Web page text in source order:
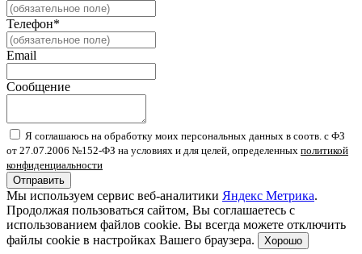
Телефон*
Email
Сообщение
Я соглашаюсь на обработку моих персональных данных в соотв. с ФЗ
от 27.07.2006 №152-ФЗ на условиях и для целей, определенных политикой
конфиденциальности
Отправить
Мы используем сервис веб-аналитики Яндекс Метрика.
Продолжая пользоваться сайтом, Вы соглашаетесь с
использованием файлов cookie. Вы всегда можете отключить
файлы cookie в настройках Вашего браузера.
Хорошо